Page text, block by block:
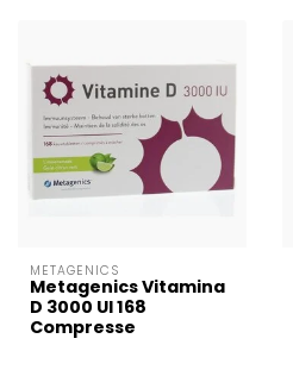
METAGENICS
Metagenics Vitamina
D 3000 UI 168
Compresse